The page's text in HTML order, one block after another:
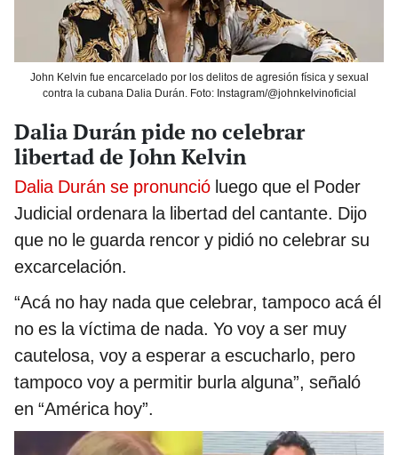
John Kelvin fue encarcelado por los delitos de agresión física y sexual
contra la cubana Dalia Durán. Foto: Instagram/@johnkelvinoficial
Dalia Durán pide no celebrar
libertad de John Kelvin
Dalia Durán se pronunció luego que el Poder
Judicial ordenara la libertad del cantante. Dijo
que no le guarda rencor y pidió no celebrar su
excarcelación.
“Acá no hay nada que celebrar, tampoco acá él
no es la víctima de nada. Yo voy a ser muy
cautelosa, voy a esperar a escucharlo, pero
tampoco voy a permitir burla alguna”, señaló
en “América hoy”.